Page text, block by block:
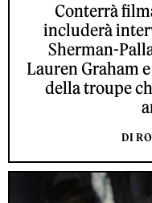
Conterrà
includerà
Sherman-
Lauren Graham
della troupe
DI